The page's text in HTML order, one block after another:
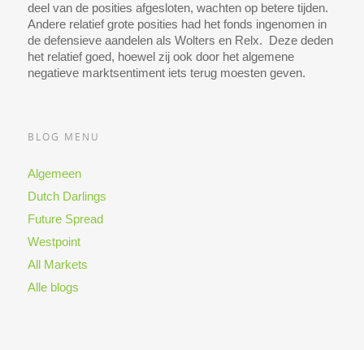
deel van de posities afgesloten, wachten op betere tijden.
Andere relatief grote posities had het fonds ingenomen in
de defensieve aandelen als Wolters en Relx. Deze deden
het relatief goed, hoewel zij ook door het algemene
negatieve marktsentiment iets terug moesten geven.
BLOG MENU
Algemeen
Dutch Darlings
Future Spread
Westpoint
All Markets
Alle blogs